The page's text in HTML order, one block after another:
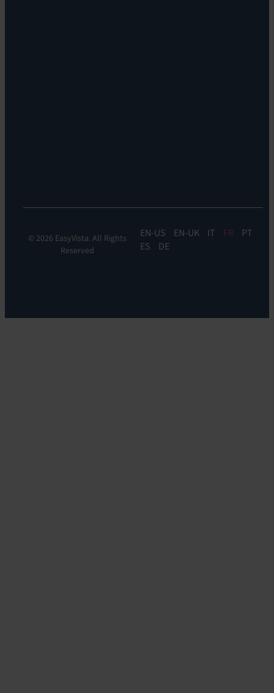
© 2026 EasyVista. All Rights
Reserved
EN EN-UK IT FR
PT
ES
DE